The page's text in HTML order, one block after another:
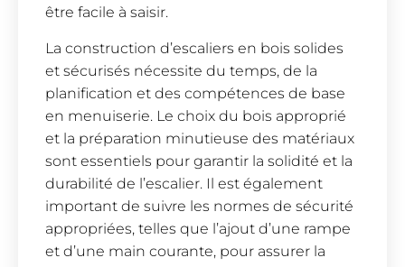
être facile à saisir.
La construction d’escaliers en bois solides
et sécurisés nécessite du temps, de la
planification et des compétences de base
en menuiserie. Le choix du bois approprié
et la préparation minutieuse des matériaux
sont essentiels pour garantir la solidité et la
durabilité de l’escalier. Il est également
important de suivre les normes de sécurité
appropriées, telles que l’ajout d’une rampe
et d’une main courante, pour assurer la